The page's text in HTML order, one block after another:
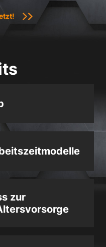
zur
anzeigen